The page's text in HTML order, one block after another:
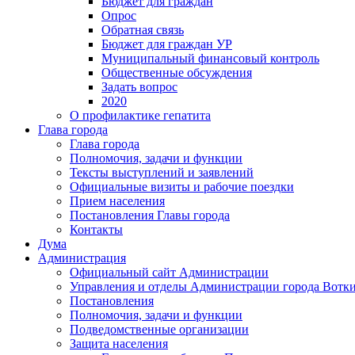
Опрос
Обратная связь
Бюджет для граждан УР
Муниципальный финансовый контроль
Общественные обсуждения
Задать вопрос
2020
О профилактике гепатита
Глава города
Глава города
Полномочия, задачи и функции
Тексты выступлений и заявлений
Официальные визиты и рабочие поездки
Прием населения
Постановления Главы города
Контакты
Дума
Администрация
Официальный сайт Администрации
Управления и отделы Администрации города
Постановления
Полномочия, задачи и функции
Подведомственные организации
Защита населения